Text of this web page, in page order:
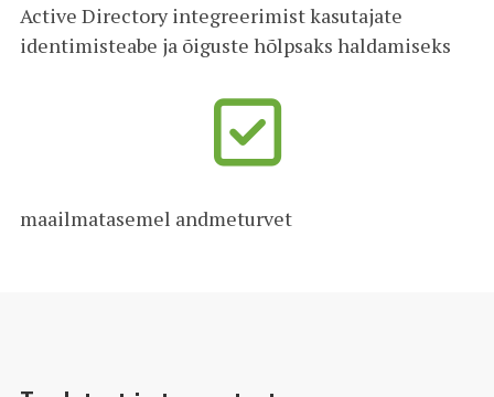
Active Directory integreerimist kasutajate
identimisteabe ja õiguste hõlpsaks haldamiseks
maailmatasemel andmeturvet